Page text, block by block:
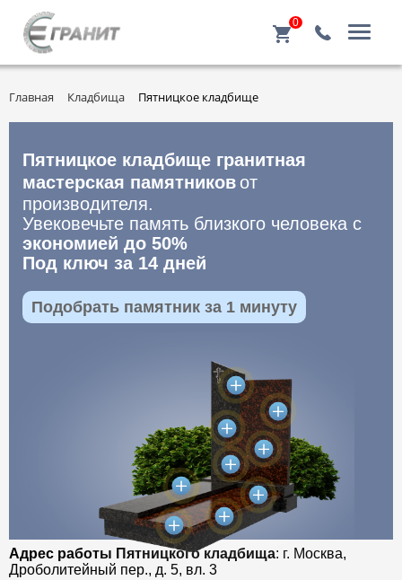
0
Главная Кладбища Пятницкое кладбище
Пятницкое кладбище гранитная
мастерская памятников от
производителя.
Увековечьте память близкого человека с
экономией до 50%
Под ключ за 14 дней
Подобрать памятник за 1 минуту
Адрес работы Пятницкого кладбища: г. Москва,
Дроболитейный пер., д. 5, вл. 3